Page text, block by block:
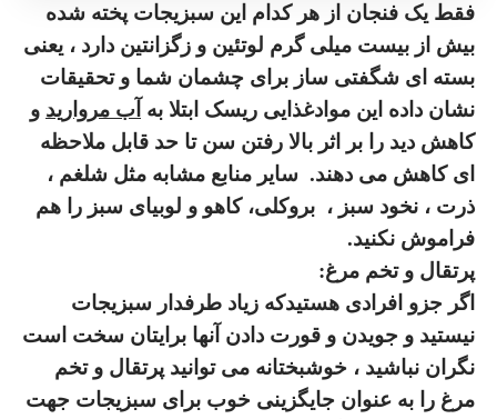
فقط یک فنجان از هر کدام این سبزیجات پخته شده
بیش از بیست میلی گرم لوتئین و زگزانتین دارد ، یعنی
بسته ای شگفتی ساز برای چشمان شما و تحقیقات
نشان داده این موادغذایی ریسک ابتلا به آب مروارید و
کاهش دید را بر اثر بالا رفتن سن تا حد قابل ملاحظه
ای کاهش می دهند. سایر منابع مشابه مثل شلغم ،
ذرت ، نخود سبز ، بروکلی، کاهو و لوبیای سبز را هم
فراموش نکنید.
پرتقال و تخم مرغ:
اگر جزو افرادی هستیدکه زیاد طرفدار سبزیجات
نیستید و جویدن و قورت دادن آنها برایتان سخت است
نگران نباشید ، خوشبختانه می توانید پرتقال و تخم
مرغ را به عنوان جایگزینی خوب برای سبزیجات جهت